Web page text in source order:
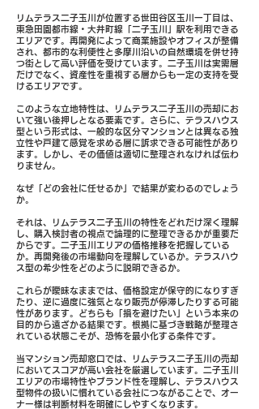
リムテラス二子玉川が位置する世田谷区玉川一丁目は、
東急田園都市線・大井町線「二子玉川」駅を利用できる
エリアです。再開発によって商業施設やオフィスが整備
され、都市的な利便性と多摩川沿いの自然環境を併せ持
つ街として高い評価を受けています。二子玉川は実需層
だけでなく、資産性を重視する層からも一定の支持を受
けるエリアです。
このような立地特性は、リムテラス二子玉川の売却にお
いて強い後押しとなる要素です。さらに、テラスハウス
型という形式は、一般的な区分マンションとは異なる独
立性や戸建て感覚を求める層に訴求できる可能性があり
ます。しかし、その価値は適切に整理されなければ伝わ
りません。
なぜ「どの会社に任せるか」で結果が変わるのでしょう
か。
それは、リムテラス二子玉川の特性をどれだけ深く理解
し、購入検討者の視点で論理的に整理できるかが重要だ
からです。二子玉川エリアの価格推移を把握している
か。再開発後の市場動向を理解しているか。テラスハウ
ス型の希少性をどのように説明できるか。
これらが曖昧なままでは、価格設定が保守的になりすぎ
たり、逆に過度に強気となり販売が停滞したりする可能
性があります。どちらも「損を避けたい」という本来の
目的から遠ざかる結果です。根拠に基づき戦略が整理さ
れている状態こそが、恐怖を最小化する条件です。
当マンション売却窓口では、リムテラス二子玉川の売却
においてスコアが高い会社を厳選しています。二子玉川
エリアの市場特性やブランド性を理解し、テラスハウス
型物件の扱いに慣れている会社につながることで、オー
ナー様は判断材料を明確にしやすくなります。